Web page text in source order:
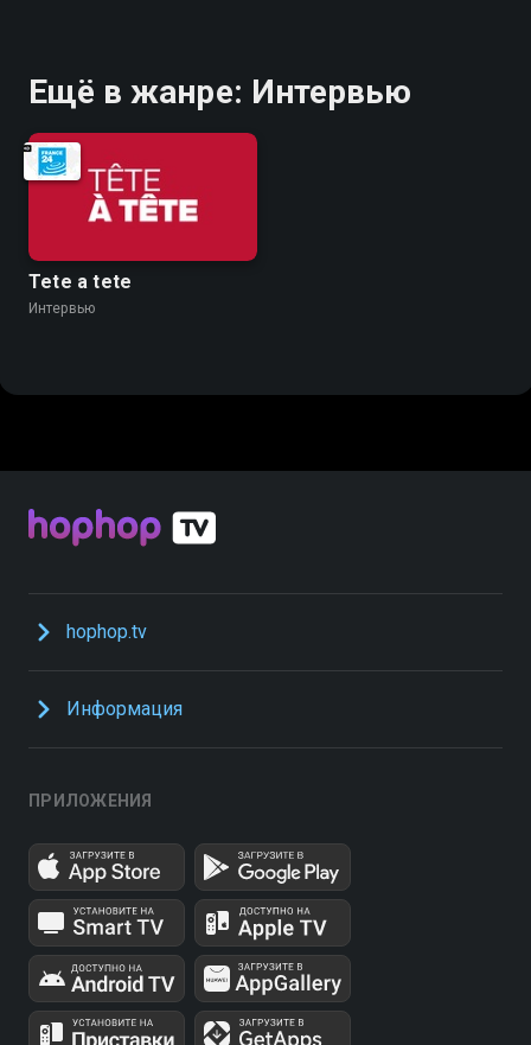
Ещё в жанре: Интервью
Tete a tete
Интервью
hophop.tv
Информация
ПРИЛОЖЕНИЯ